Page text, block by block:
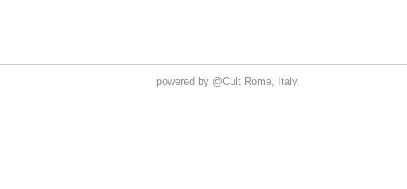
powered by @Cult Rome, Italy.